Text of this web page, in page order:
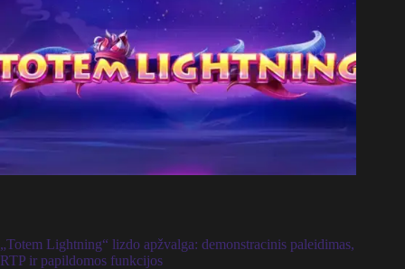
„Totem Lightning“ lizdo apžvalga: demonstracinis paleidimas,
RTP ir papildomos funkcijos